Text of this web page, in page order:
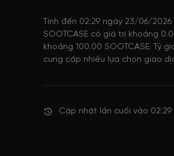
Tính đến 02:29 ngày 23/06/2026
SOOTCASE có giá trị khoảng
khoảng 100.00 SOOTCASE. Tỷ
cung cấp nhiều lựa chọn giao
Cập nhật lần cuối vào 02:29